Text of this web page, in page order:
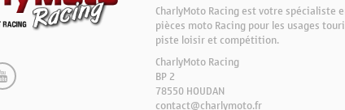
CharlyMoto Racing est votre spécialiste
pièces moto Racing pour les usages
piste loisir et compétition.
CharlyMoto Racing
BP 2
78550 HOUDAN
contact@charlymoto.fr